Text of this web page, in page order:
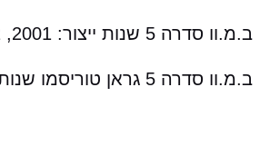
ב.מ.וו סדרה 5 שנות ייצור: 2001, 2002, 2003, 2004, 2005, 2006, 2007, 2008, 2009, 2010
ב.מ.וו סדרה 5 גראן טוריסמו שנות ייצור: 2010, 2011, 2012, 2013